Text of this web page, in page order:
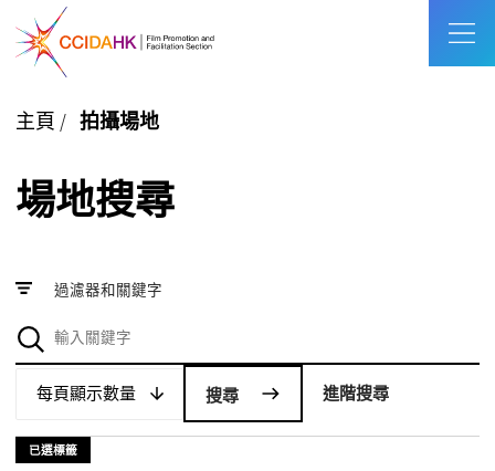
主頁 / 拍攝場地
場地搜尋
過濾器和關鍵字
每頁顯示數量 進階搜尋
已選標籤